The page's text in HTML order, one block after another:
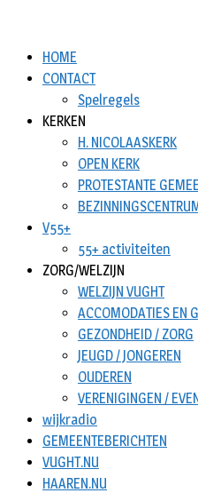
HOME
CONTACT
Spelregels
KERKEN
H. NICOLAASKERK
OPEN KERK
PROTESTANTE
V55+
55+ activiteiten
ZORG/WELZIJN
WELZIJN VUGHT
ACCOMODATIES EN
GEZONDHEID / ZORG
JEUGD / JONGEREN
OUDEREN
VERENIGINGEN /
wijkradio
GEMEENTEBERICHTEN
VUGHT.NU
HAAREN.NU